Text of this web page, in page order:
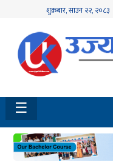
शुक्रबार,साउन २२, २०८३
होमपेज
नवलपुर
विशेष
मध्य
नेपाल
☰